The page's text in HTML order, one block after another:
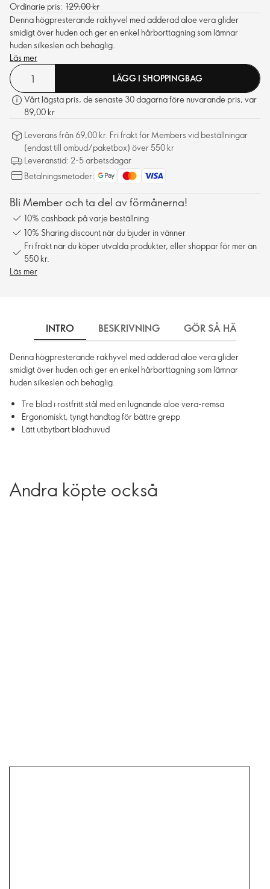
Ordinarie pris: 129,00 kr
Denna högpresterande rakhyvel med adderad aloe vera glider
smidigt över huden och ger en enkel hårborttagning som lämnar
huden silkeslen och behaglig.
Läs mer
LÄGG I SHOPPINGBAG
Vårt lägsta pris, de senaste 30 dagarna före nuvarande pris, var
89,00 kr
Leverans från 69,00 kr. Fri frakt för Members vid beställningar
(endast till ombud/paketbox) över 550 kr
Leveranstid: 2-5 arbetsdagar
Betalningsmetoder:
Bli Member och ta del av förmånerna!
10% cashback på varje beställning
10% Sharing discount när du bjuder in vänner
Fri frakt när du köper utvalda produkter, eller shoppar för mer än
550 kr.
Läs mer
INTRO BESKRIVNING GÖR SÅ HÄR
Denna högpresterande rakhyvel med adderad aloe vera glider
smidigt över huden och ger en enkel hårborttagning som lämnar
huden silkeslen och behaglig.
Tre blad i rostfritt stål med en lugnande aloe vera-remsa
Ergonomiskt, tyngt handtag för bättre grepp
Lätt utbytbart bladhuvud
Andra köpte också